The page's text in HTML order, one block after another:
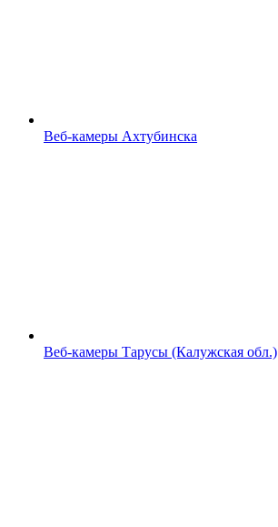
Веб-камеры Ахтубинска
Веб-камеры Тарусы (Калужская обл.)